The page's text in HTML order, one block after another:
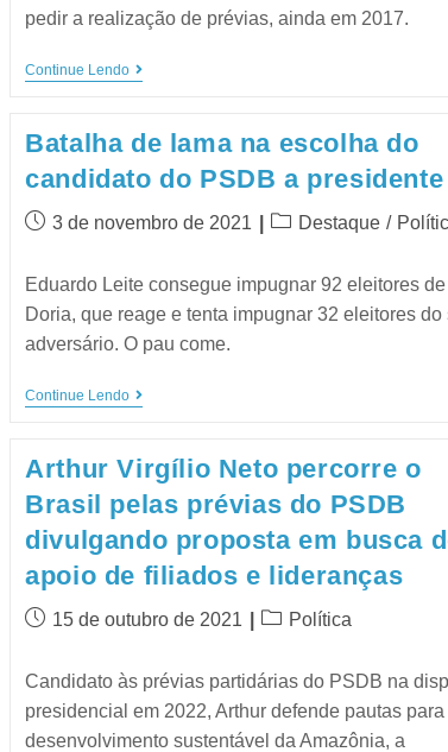
pedir a realização de prévias, ainda em 2017.
Continue Lendo
Batalha de lama na escolha do
candidato do PSDB a presidente
3 de novembro de 2021 Destaque /
Eduardo Leite consegue impugnar 92 eleitores
Doria, que reage e tenta impugnar 32 eleitores do
adversário. O pau come.
Continue Lendo
Arthur Virgílio Neto percorre o
Brasil pelas prévias do PSDB
divulgando proposta em busca
apoio de filiados e lideranças
15 de outubro de 2021 Política
Candidato às prévias partidárias do PSDB na
presidencial em 2022, Arthur defende pautas para
desenvolvimento sustentável da Amazônia, a